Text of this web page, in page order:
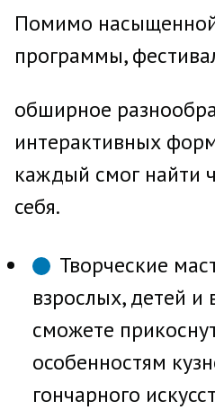
Помимо
программы,
обширное
интерактивных
каждый смог найти
себя.
Творческие
взрослых, детей и
сможете
особенностям
гончарного